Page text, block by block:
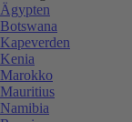
Ägypten
Botswana
Kapeverden
Kenia
Marokko
Mauritius
Namibia